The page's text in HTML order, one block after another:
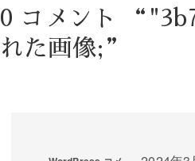
0 コメント
れた画像;”